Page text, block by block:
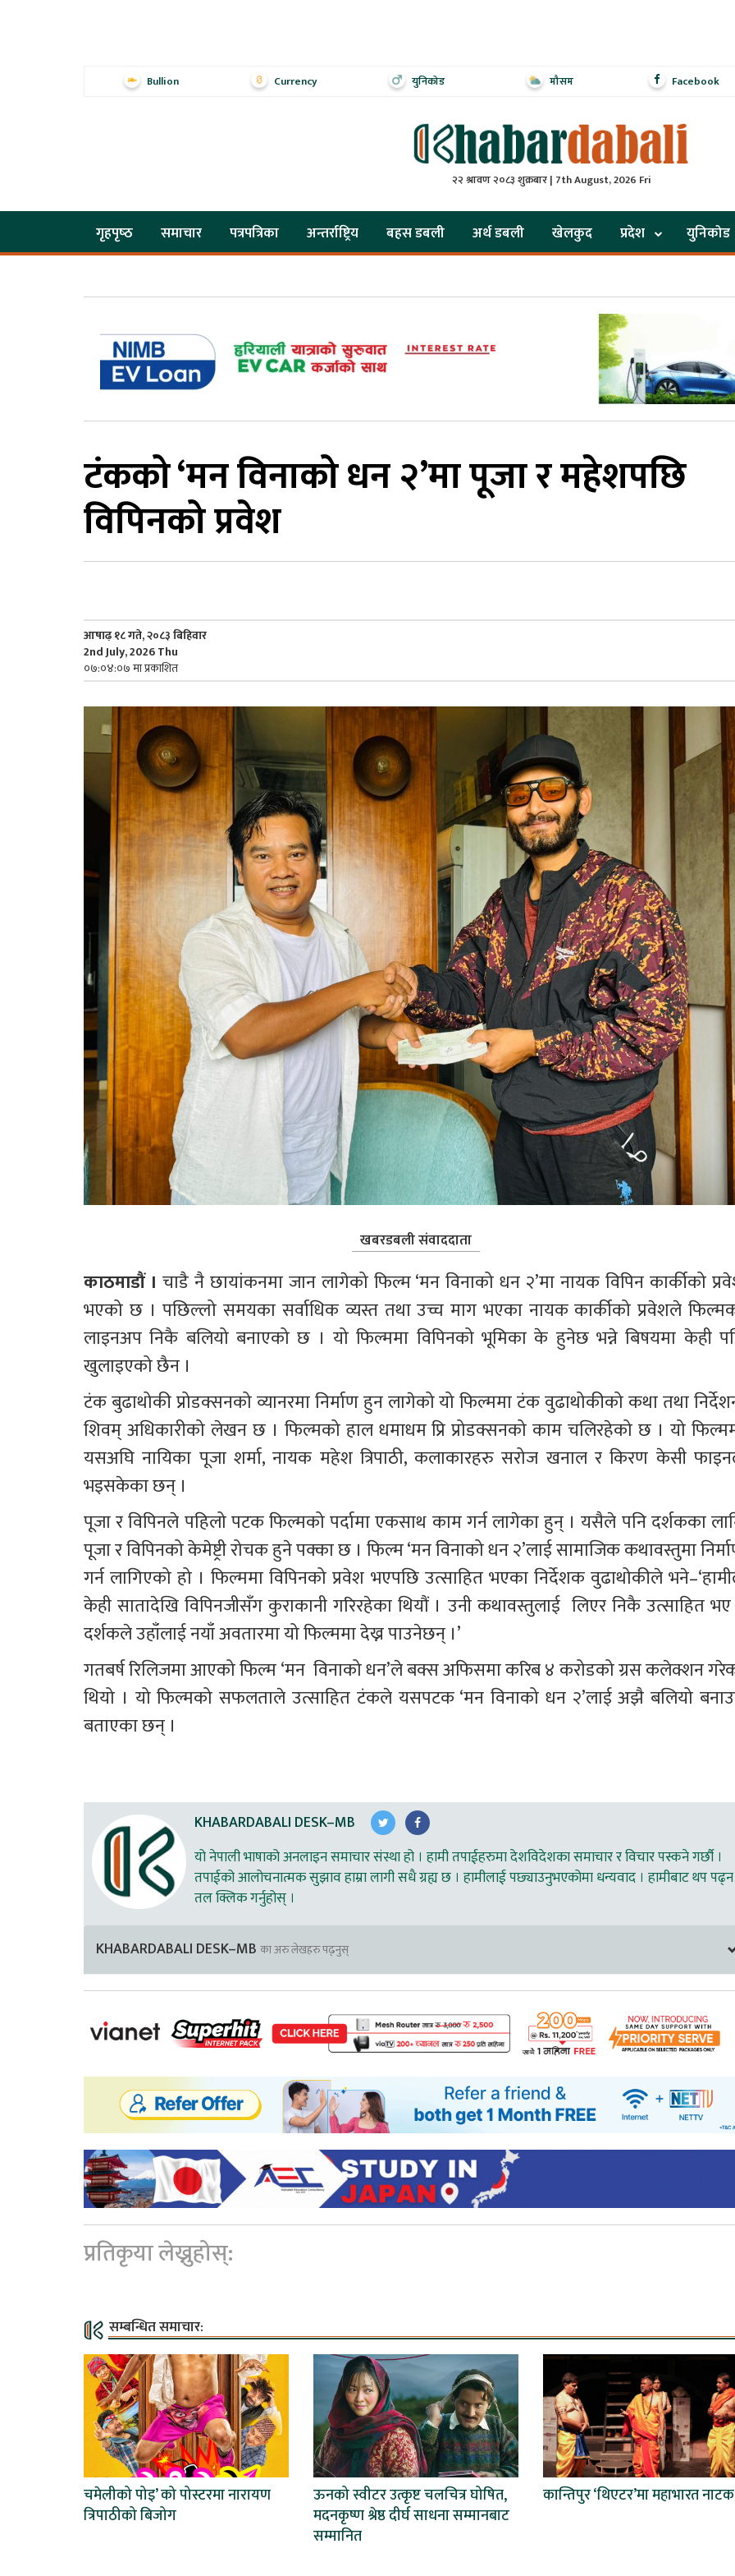
Bullion Currency युनिकोड मौसम Facebook
२२ श्रावण २०८३ शुक्रबार | 7th August, 2026 Fri
गृहपृष्‍ठ समाचार पत्रपत्रिका अन्तर्राष्ट्रिय बहस डबली अर्थ डबली खेलकुद प्रदेश युनिकोड
टंकको ‘मन विनाको धन २’मा पूजा र महेशपछि
विपिनको प्रवेश
आषाढ़ १८ गते, २०८३ बिहिवार
2nd July, 2026 Thu
०७:०४:०७ मा प्रकाशित
खबरडबली संवाददाता
काठमाडौं । चाडै नै छायांकनमा जान लागेको फिल्म ‘मन विनाको धन २’मा नायक विपिन कार्कीको
भएको छ । पछिल्लो समयका सर्वाधिक व्यस्त तथा उच्च माग भएका नायक कार्कीको प्रवेशले
लाइनअप निकै बलियो बनाएको छ । यो फिल्ममा विपिनको भूमिका के हुनेछ भन्ने बिषयमा केही
खुलाइएको छैन ।
टंक बुढाथोकी प्रोडक्सनको व्यानरमा निर्माण हुन लागेको यो फिल्ममा टंक वुढाथोकीको कथा तथा
शिवम् अधिकारीको लेखन छ । फिल्मको हाल धमाधम प्रि प्रोडक्सनको काम चलिरहेको छ । यो
यसअघि नायिका पूजा शर्मा, नायक महेश त्रिपाठी, कलाकारहरु सरोज खनाल र किरण केसी
भइसकेका छन् ।
पूजा र विपिनले पहिलो पटक फिल्मको पर्दामा एकसाथ काम गर्न लागेका हुन् । यसैले पनि दर्शकका
पूजा र विपिनको केमेष्ट्री रोचक हुने पक्का छ । फिल्म ‘मन विनाको धन २’लाई सामाजिक कथावस्तुमा
गर्न लागिएको हो । फिल्ममा विपिनको प्रवेश भएपछि उत्साहित भएका निर्देशक वुढाथोकीले
केही सातादेखि विपिनजीसँग कुराकानी गरिरहेका थियौं । उनी कथावस्तुलाई  लिएर निकै उत्साहित भए
दर्शकले उहाँलाई नयाँ अवतारमा यो फिल्ममा देख्न पाउनेछन् ।’
गतबर्ष रिलिजमा आएको फिल्म ‘मन  विनाको धन’ले बक्स अफिसमा करिब ४ करोडको ग्रस कलेक्शन
थियो । यो फिल्मको सफलताले उत्साहित टंकले यसपटक ‘मन विनाको धन २’लाई अझै बलियो
बताएका छन् ।
KHABARDABALI DESK–MB
यो नेपाली भाषाको अनलाइन समाचार संस्था हो । हामी तपाईहरुमा देशविदेशका समाचार र विचार पस्कने गर्छौ ।
तपाईको आलोचनात्मक सुझाव हाम्रा लागी सधै ग्रह्य छ । हामीलाई पछ्याउनुभएकोमा धन्यवाद । हामीबाट थप पढ्न
तल क्लिक गर्नुहोस् ।
KHABARDABALI DESK–MB का अरु लेखहरु पढ्नुस्
प्रतिकृया लेख्नुहोस्:
सम्बन्धित समाचार:
चमेलीको पोइ’ को पोस्टरमा नारायण
त्रिपाठीको बिजोग
ऊनको स्वीटर उत्कृष्ट चलचित्र घोषित,
मदनकृष्ण श्रेष्ठ दीर्घ साधना सम्मानबाट
सम्मानित
कान्तिपुर ‘थिएटर’मा महाभारत नाटक